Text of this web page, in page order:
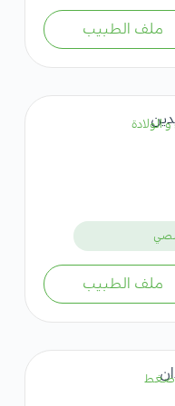
ملف الطبيب
الولادة
ملف الطبيب
ضغط